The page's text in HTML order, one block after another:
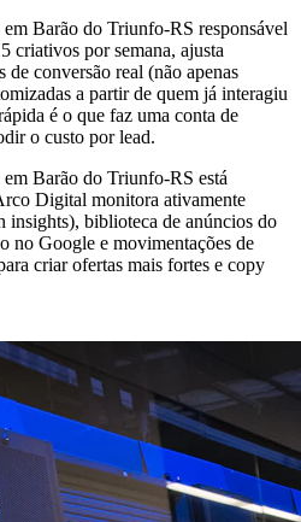
Barão do Triunfo-RS responsável
criativos por semana, ajusta
de conversão real (não apenas
a partir de quem já interagiu
é o que faz uma conta de
o custo por lead.
Barão do Triunfo-RS está
Digital monitora ativamente
insights), biblioteca de anúncios do
no Google e movimentações de
criar ofertas mais fortes e copy